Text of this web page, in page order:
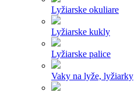
Lyžiarske okuliare
Lyžiarske kukly
Lyžiarske palice
Vaky na lyže, lyžiarky